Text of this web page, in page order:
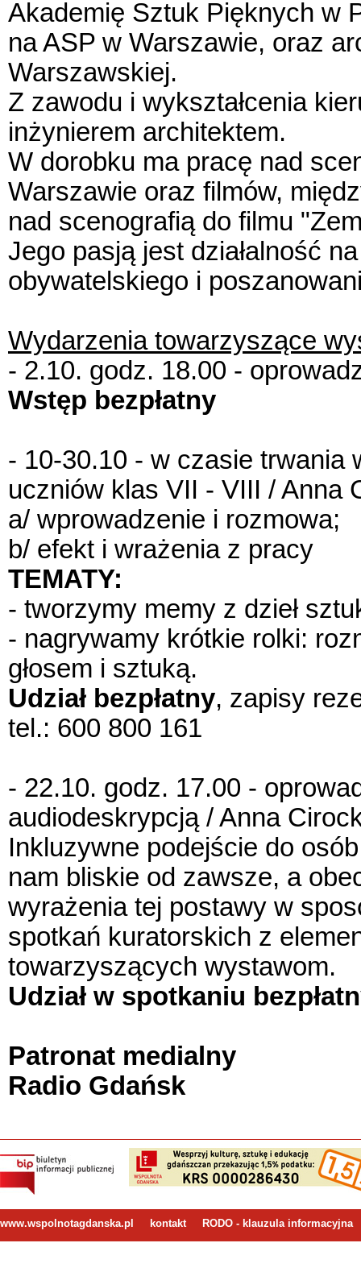
Akademię Sztuk Pięknych w
na ASP w Warszawie, oraz
Warszawskiej.
Z zawodu i wykształcenia
inżynierem architektem.
W dorobku ma pracę nad
Warszawie oraz filmów,
nad scenografią do filmu
Jego pasją jest działalność
obywatelskiego i
Wydarzenia towarzyszące
- 2.10. godz. 18.00 -
Wstęp bezpłatny
- 10-30.10 - w czasie trwania
uczniów klas VII - VIII / Anna
a/ wprowadzenie i rozmowa;
b/ efekt i wrażenia z pracy
TEMATY:
- tworzymy memy z dzieł
- nagrywamy krótkie rolki:
głosem i sztuką.
Udział bezpłatny, zapisy
tel.: 600 800 161
- 22.10. godz. 17.00 -
audiodeskrypcją / Anna
Inkluzywne podejście do
nam bliskie od zawsze, a
wyrażenia tej postawy w
spotkań kuratorskich z
towarzyszących wystawom.
Udział w spotkaniu
Patronat medialny
Radio Gdańsk
www.wspolnotagdanska.pl kontakt RODO - klauzula informacyjna